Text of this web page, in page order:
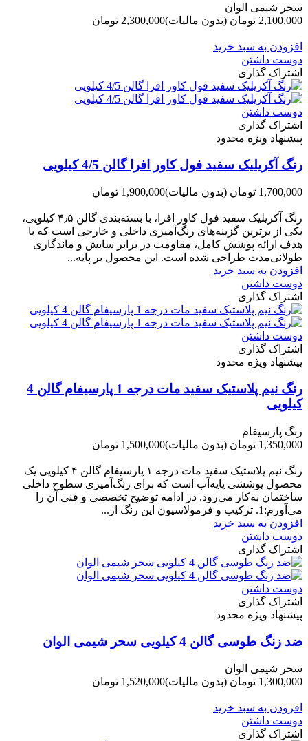
سحر شیمی الوان
2,100,000 تومان
(بدون مالیات)2,300,000 تومان
افزودن به سبد خرید
دوست داشتن
اشتراک گذاری
دوست داشتن
اشتراک گذاری
پیشنهاد ویژه محدود
رنگ آکریلیک سفید فول کاور افرا گالن 4/5 کیلویی
1,700,000 تومان (بدون مالیات)1,900,000 تومان
رنگ آکریلیک سفید فول کاور افرا، با بسته‌بندی گالن ۴٫۵ کیلویی،
یکی از برترین گزینه‌های رنگ‌آمیزی داخلی و خارجی است که با
هدف ارائه پوشش کامل، مقاومت در برابر سایش و ماندگاری
طولانی‌مدت طراحی شده است. این محصول بر پایه...
افزودن به سبد خرید
دوست داشتن
اشتراک گذاری
دوست داشتن
اشتراک گذاری
پیشنهاد ویژه محدود
رنگ نیم پلاستیک سفید مات درجه 1 پارسیفام گالن 4
کیلویی
رنگ پارسیفام
1,350,000 تومان
(بدون مالیات)1,500,000 تومان
رنگ نیم‌ پلاستیک سفید مات درجه ۱ پارسیفام گالن ۴ کیلویی یک
محصول پوششی پایه‌آب است که برای رنگ‌آمیزی سطوح داخلی
ساختمان به‌کار می‌رود. در ادامه توضیح تخصصی و فنی آن را
می‌آورم:1. ترکیب و فرمولاسیون این رنگ از...
افزودن به سبد خرید
دوست داشتن
اشتراک گذاری
دوست داشتن
اشتراک گذاری
پیشنهاد ویژه محدود
ضد زنگ طوسی گالن 4 کیلویی سحر شیمی الوان
سحر شیمی الوان
1,300,000 تومان
(بدون مالیات)1,520,000 تومان
افزودن به سبد خرید
دوست داشتن
اشتراک گذاری